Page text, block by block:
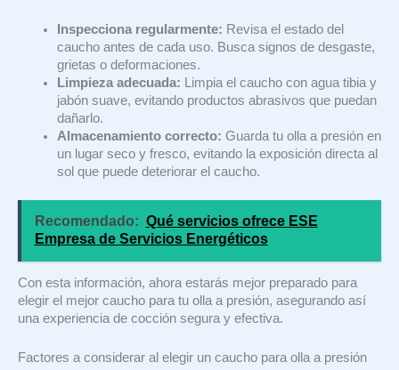
Inspecciona regularmente: Revisa el estado del
caucho antes de cada uso. Busca signos de desgaste,
grietas o deformaciones.
Limpieza adecuada: Limpia el caucho con agua tibia y
jabón suave, evitando productos abrasivos que puedan
dañarlo.
Almacenamiento correcto: Guarda tu olla a presión en
un lugar seco y fresco, evitando la exposición directa al
sol que puede deteriorar el caucho.
Recomendado: Qué servicios ofrece ESE
Empresa de Servicios Energéticos
Con esta información, ahora estarás mejor preparado para
elegir el mejor caucho para tu olla a presión, asegurando así
una experiencia de cocción segura y efectiva.
Factores a considerar al elegir un caucho para olla a presión